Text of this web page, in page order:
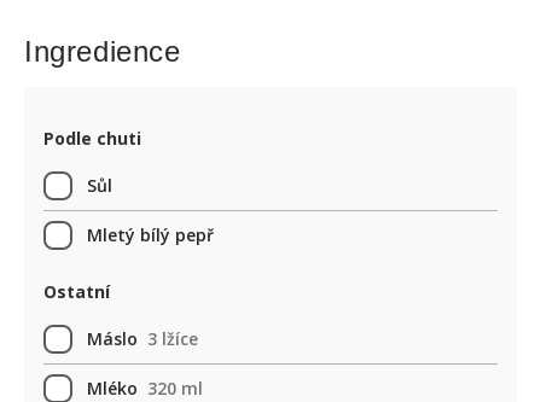
Ingredience
Podle chuti
Sůl
Mletý bílý pepř
Ostatní
Máslo 3 lžíce
Mléko 320 ml